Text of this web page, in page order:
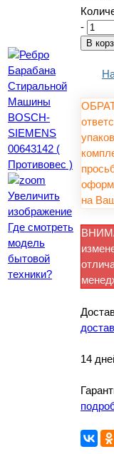
Увеличить
изображение
Где смотреть
модель
бытовой
техники?
-
на
14